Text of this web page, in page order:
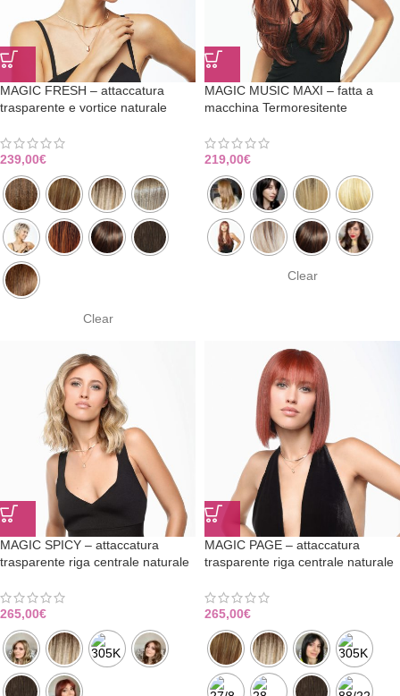
MAGIC FRESH – attaccatura
trasparente e vortice naturale
239,00€
Clear
MAGIC MUSIC MAXI – fatta a
macchina Termoresitente
219,00€
Clear
MAGIC SPICY – attaccatura
trasparente riga centrale naturale
265,00€
MAGIC PAGE – attaccatura
trasparente riga centrale naturale
265,00€